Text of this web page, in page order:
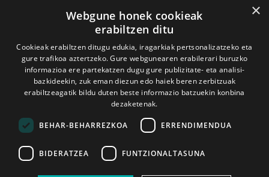
2026ko eka. 1a 2026ko mar. 1a
×
Webgune honek cookieak
erabiltzen ditu
Cookieak erabiltzen ditugu edukia, iragarkiak pertsonalizatzeko eta
gure trafikoa aztertzeko. Gure webgunearen erabilerari buruzko
informazioa ere partekatzen dugu gure publizitate- eta analisi-
bazkideekin, zuk eman diezun edo haiek beren zerbitzuak
erabiltzeagatik bildu duten beste informazio batzuekin konbina
dezaketenak.
BEHAR-BEHARREZKOA ERRENDIMENDUA
BIDERATZEA FUNTZIONALTASUNA